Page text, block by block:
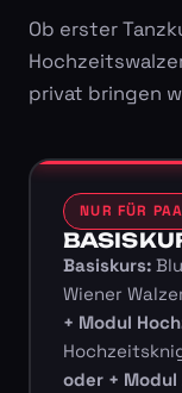
Ob erster
privat bringen
NUR FÜR
Basiskurs:
Wiener
+ Modul
oder +